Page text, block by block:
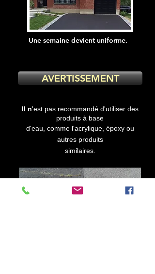
Une semaine devient uniforme.
AVERTISSEMENT
Il n'est pas recommandé d'utiliser des
produits à base
d'eau, comme l'acrylique, époxy ou
autres produits
similaires.